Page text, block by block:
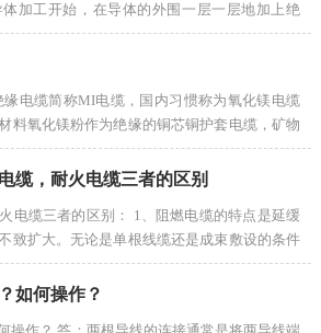
加工开始，在导体的外围一层一层地加上绝
制成电线电缆...
电缆简称MI电缆，国内习惯称为氧化镁电缆
料氧化镁粉作为绝缘的铜芯铜护套电缆，矿物
、铜护套两种...
缆，耐火电缆三者的区别
电缆三者的区别： 1、阻燃电缆的特点是延缓
致扩大。无论是单根线缆还是成束敷设的条件
的蔓延控制...
如何操作？